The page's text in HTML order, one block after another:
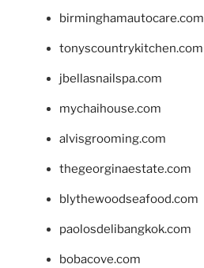
birminghamautocare.com
tonyscountrykitchen.com
jbellasnailspa.com
mychaihouse.com
alvisgrooming.com
thegeorginaestate.com
blythewoodseafood.com
paolosdelibangkok.com
bobacove.com